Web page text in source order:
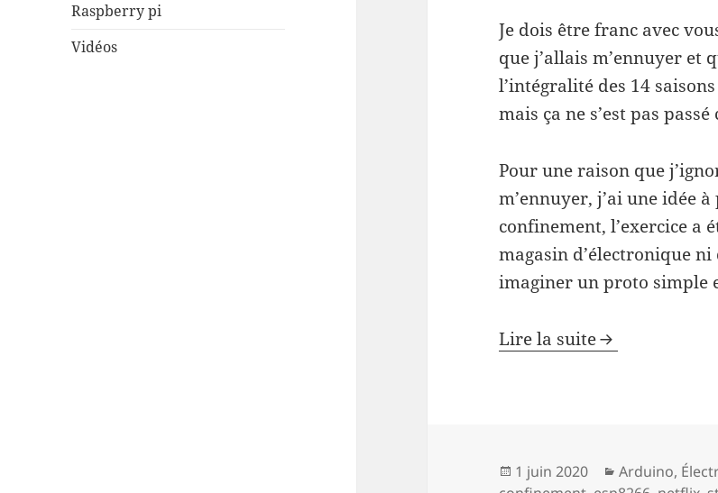
Raspberry pi
Vidéos
Je dois être franc avec
que j’allais m’ennuyer
l’intégralité des 14
mais ça ne s’est pas passé
Pour une raison que
m’ennuyer, j’ai une idée
confinement, l’exercice a
magasin d’électronique
imaginer un proto simple
Lire la suite
Publié
1 juin 2020 Catégories
Arduino,